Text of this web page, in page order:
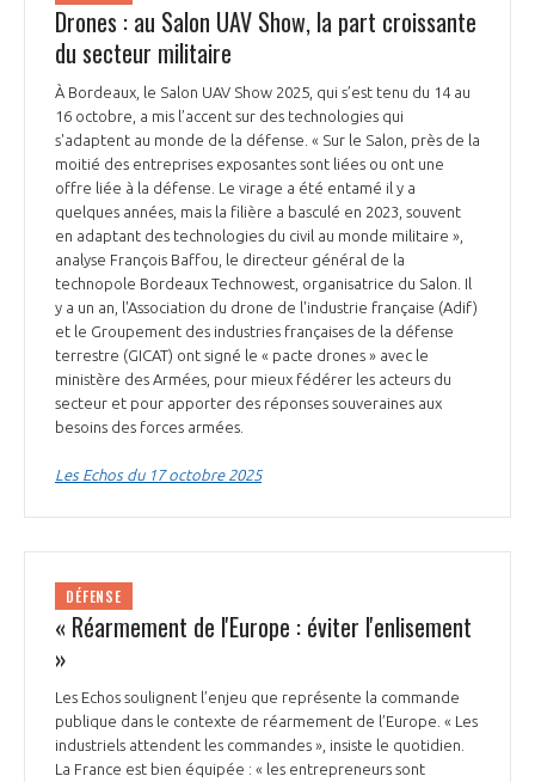
Drones : au Salon UAV Show, la part croissante
du secteur militaire
À Bordeaux, le Salon UAV Show 2025, qui s’est tenu du 14 au
16 octobre, a mis l’accent sur des technologies qui
s'adaptent au monde de la défense. « Sur le Salon, près de la
moitié des entreprises exposantes sont liées ou ont une
offre liée à la défense. Le virage a été entamé il y a
quelques années, mais la filière a basculé en 2023, souvent
en adaptant des technologies du civil au monde militaire »,
analyse François Baffou, le directeur général de la
technopole Bordeaux Technowest, organisatrice du Salon. Il
y a un an, l'Association du drone de l'industrie française (Adif)
et le Groupement des industries françaises de la défense
terrestre (GICAT) ont signé le « pacte drones » avec le
ministère des Armées, pour mieux fédérer les acteurs du
secteur et pour apporter des réponses souveraines aux
besoins des forces armées.
Les Echos du 17 octobre 2025
DÉFENSE
« Réarmement de l'Europe : éviter l'enlisement
»
Les Echos soulignent l’enjeu que représente la commande
publique dans le contexte de réarmement de l’Europe. « Les
industriels attendent les commandes », insiste le quotidien.
La France est bien équipée : « les entrepreneurs sont